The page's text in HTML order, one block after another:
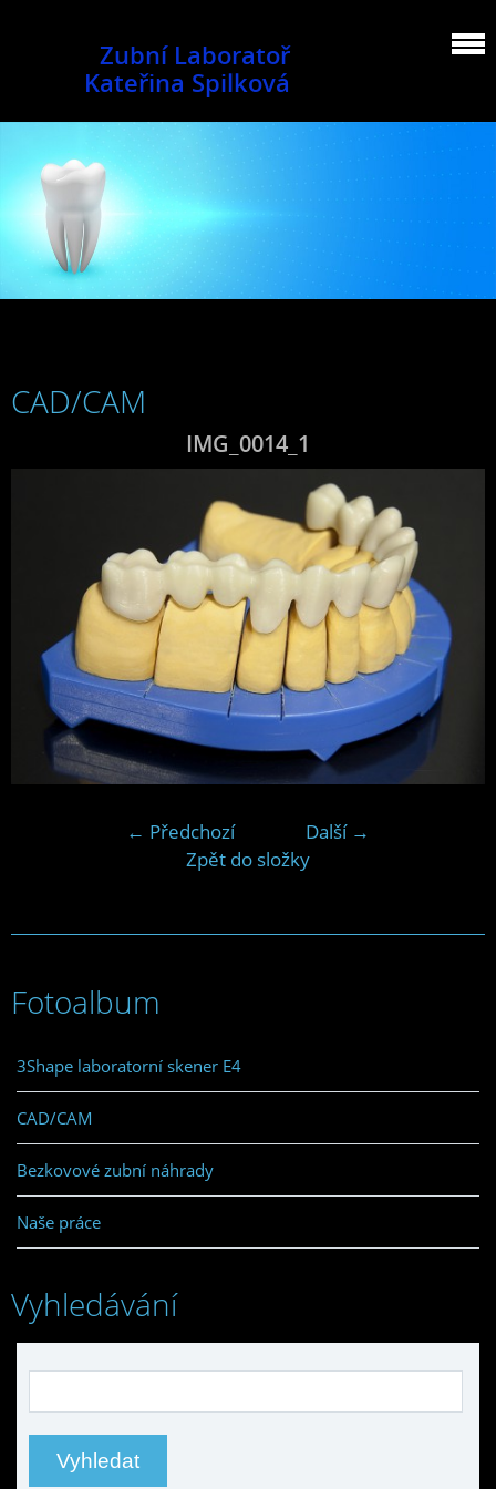
Zubní Laboratoř
Kateřina Spilková
CAD/CAM
IMG_0014_1
← Předchozí
Další →
Zpět do složky
Fotoalbum
3Shape laboratorní skener E4
CAD/CAM
Bezkovové zubní náhrady
Naše práce
Vyhledávání